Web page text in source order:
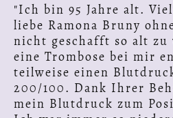
"Ich bin 95 Jahre alt.
liebe Ramona Bruny
nicht geschafft so alt zu
eine Trombose bei mir
teilweise einen
200/100. Dank Ihrer
mein Blutdruck zum